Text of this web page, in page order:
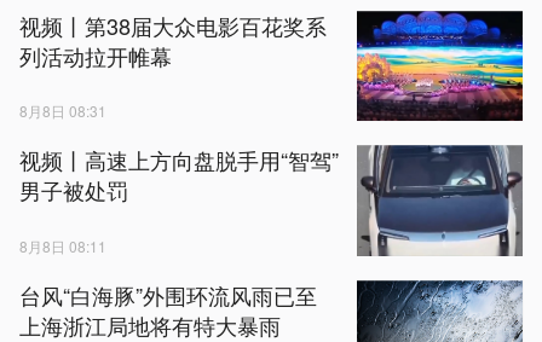
视频丨第38届大众电影百花奖系
列活动拉开帷幕
8月8日 08:31
视频丨高速上方向盘脱手用“智驾”
男子被处罚
8月8日 08:11
台风“白海豚”外围环流风雨已至
上海浙江局地将有特大暴雨